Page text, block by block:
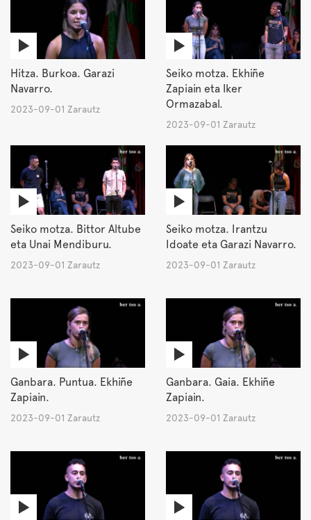
Hitza. Burkoa. Garazi
Navarro.
2023-09-01 Zarautz
Seiko motza. Ekhiñe
Zapiain eta Iker
Ormazabal.
2023-09-01 Zarautz
Seiko motza. Bittor Altube
eta Unai Mendiburu.
2023-09-01 Zarautz
Seiko motza. Irantzu
Idoate eta Garazi Navarro.
2023-09-01 Zarautz
Ganbara. Puntua. Ekhiñe
Zapiain.
2023-09-01 Zarautz
Ganbara. Gaia. Ekhiñe
Zapiain.
2023-09-01 Zarautz